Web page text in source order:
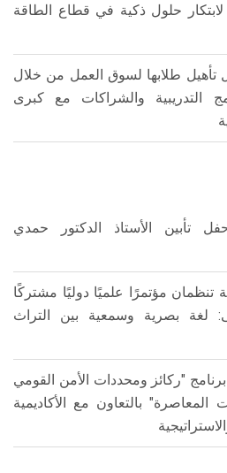
لابتكار حلول ذكية في قطاع الطاقة
طلابها لسوق العمل من خلال
التدريبية والشراكات مع كبرى
تأبين الأستاذ الدكتور حمدي
تنظمان مؤتمرًا علميًا دوليًا مشتركًا
لغة بصرية وسمعية بين التراث
"ركائز ومحددات الأمن القومي
بالتعاون مع الأكاديمية